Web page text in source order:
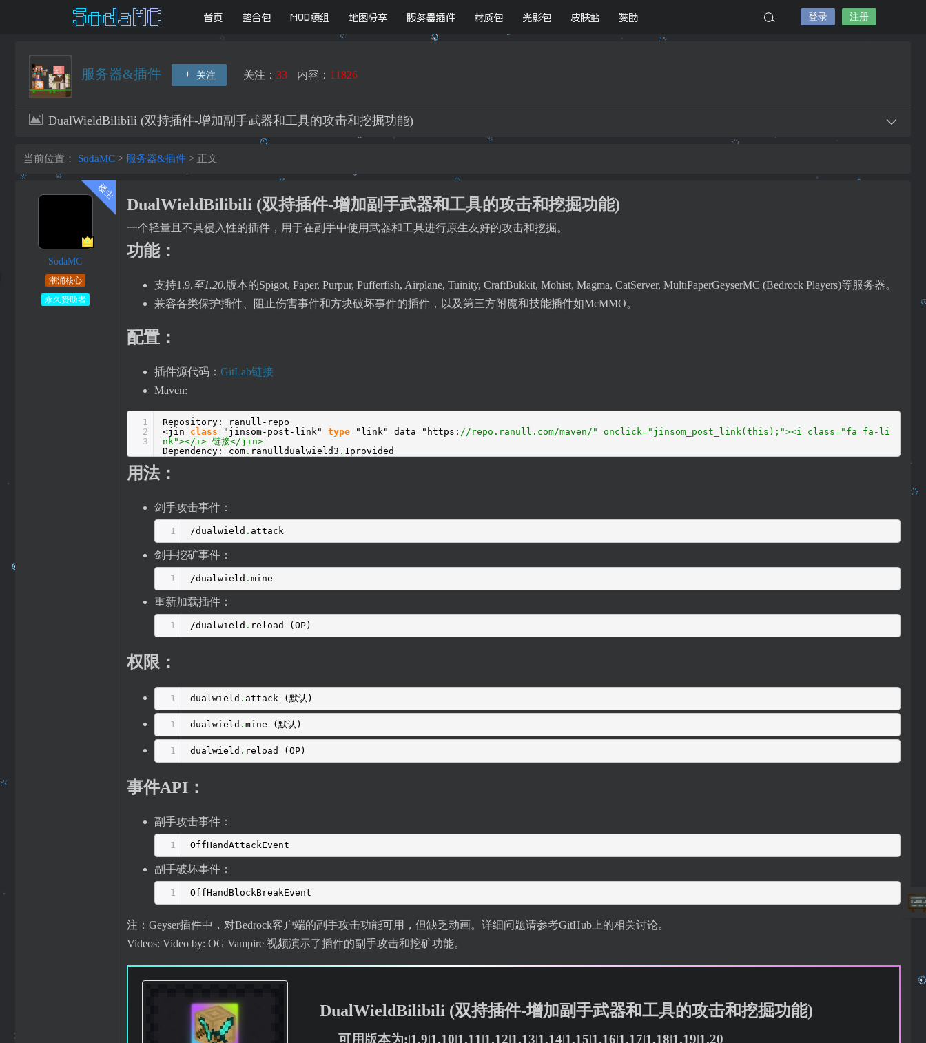
首页 整合包 MOD模组 地图分享 服务器插件 材质包 光影包 皮肤站 赞助 登录 注册
服务器&插件 关注 关注： 33 内容： 11826
DualWieldBilibili (双持插件-增加副手武器和工具的攻击和挖掘功能)
当前位置： SodaMC > 服务器&插件 > 正文
SodaMC
潮涌核心
永久赞助者
DualWieldBilibili (双持插件-增加副手武器和工具的攻击和挖掘功能)
一个轻量且不具侵入性的插件，用于在副手中使用武器和工具进行原生友好的攻击和挖掘。
功能：
支持1.9.至1.20.版本的Spigot, Paper, Purpur, Pufferfish, Airplane, Tuinity, CraftBukkit, Mohist, Magma, CatServer, MultiPaperGeyserMC (Bedrock Players)等服务器。
兼容各类保护插件、阻止伤害事件和方块破坏事件的插件，以及第三方附魔和技能插件如McMMO。
配置：
插件源代码： GitLab链接
Maven:
1
2
3
Repository: ranull-repo
<jin class="jinsom-post-link" type="link" data="https: //repo.ranull.com/maven/" onclick="jinsom_post_link(this);"><i class="fa fa-li
nk"></i> 链接</jin>
Dependency: com. ranulldualwield3 . 1provided
用法：
剑手攻击事件：
1 /dualwield . attack
剑手挖矿事件：
1 /dualwield . mine
重新加载插件：
1 /dualwield . reload (OP)
权限：
1 dualwield . attack (默认)
1 dualwield . mine (默认)
1 dualwield . reload (OP)
事件API：
副手攻击事件：
1 OffHandAttackEvent
副手破坏事件：
1 OffHandBlockBreakEvent
注：Geyser插件中，对Bedrock客户端的副手攻击功能可用，但缺乏动画。详细问题请参考GitHub上的相关讨论。
Videos: Video by: OG Vampire 视频演示了插件的副手攻击和挖矿功能。​​​​
DualWieldBilibili (双持插件-增加副手武器和工具的攻击和挖掘功能)
可用版本为:|1.9|1.10|1.11|1.12|1.13|1.14|1.15|1.16|1.17|1.18|1.19|1.20